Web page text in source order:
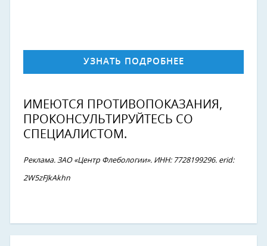
УЗНАТЬ ПОДРОБНЕЕ
ИМЕЮТСЯ ПРОТИВОПОКАЗАНИЯ,
ПРОКОНСУЛЬТИРУЙТЕСЬ СО
СПЕЦИАЛИСТОМ.
Реклама. ЗАО «Центр Флебологии». ИНН: 7728199296. erid:
2W5zFJkAkhn